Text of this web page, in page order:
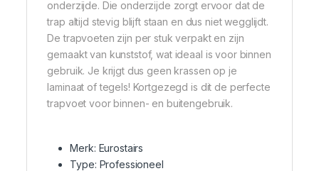
onderzijde. Die onderzijde zorgt ervoor dat de
trap altijd stevig blijft staan en dus niet wegglijdt.
De trapvoeten zijn per stuk verpakt en zijn
gemaakt van kunststof, wat ideaal is voor binnen
gebruik. Je krijgt dus geen krassen op je
laminaat of tegels! Kortgezegd is dit de perfecte
trapvoet voor binnen- en buitengebruik.
Merk: Eurostairs
Type: Professioneel